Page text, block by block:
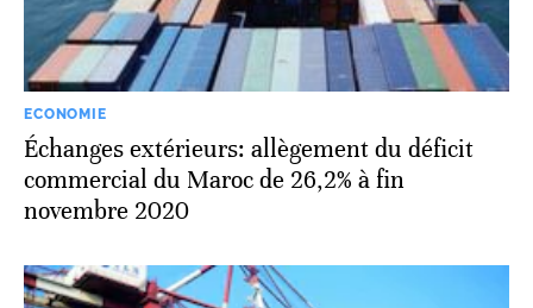
ECONOMIE
Échanges extérieurs: allègement du déficit
commercial du Maroc de 26,2% à fin
novembre 2020